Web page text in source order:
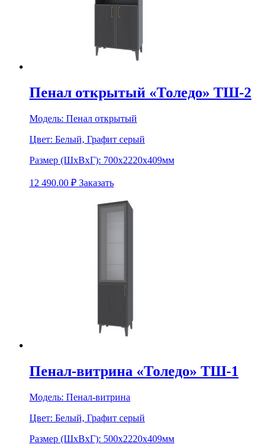
Пенал открытый «Толедо» ТШ-2
Модель: Пенал открытый
Цвет: Белый, Графит серый
Размер (ШхВхГ): 700х2220х409мм
12 490.00 ₽ Заказать
Пенал-витрина «Толедо» ТШ-1
Модель: Пенал-витрина
Цвет: Белый, Графит серый
Размер (ШхВхГ): 500х2220х409мм